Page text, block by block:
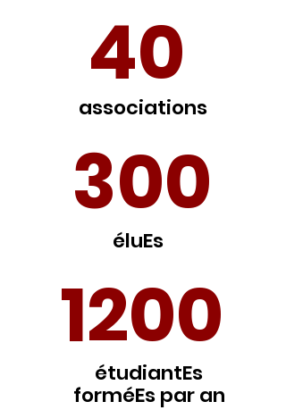
40
associations
300
éluEs
1200
étudiantEs
forméEs par an